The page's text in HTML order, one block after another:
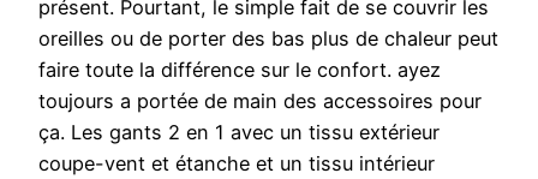
présent. Pourtant, le simple fait de se couvrir les
oreilles ou de porter des bas plus de chaleur peut
faire toute la différence sur le confort. ayez
toujours a portée de main des accessoires pour
ça. Les gants 2 en 1 avec un tissu extérieur
coupe-vent et étanche et un tissu intérieur